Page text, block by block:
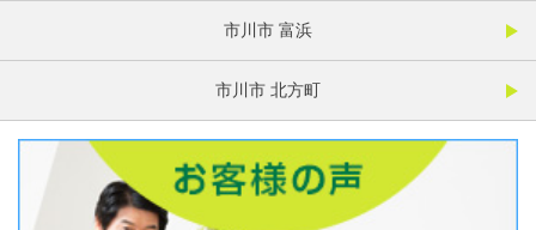
市川市 富浜
市川市 北方町